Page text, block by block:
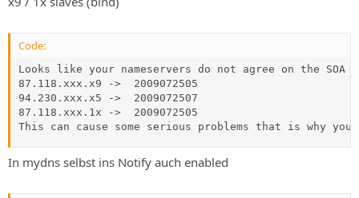
Code:
Looks like your nameservers do not agree on the
87.118.xxx.x9 ->  2009072505
94.230.xxx.x5 ->  2009072507
87.118.xxx.1x ->  2009072505
This can cause some serious problems that is why
In mydns selbst ins Notify auch enabled